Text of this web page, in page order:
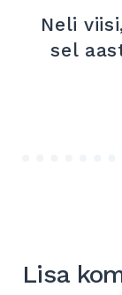
Neli
sel
Lisa